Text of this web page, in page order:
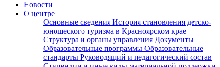
Новости
О центре
Основные сведения История становления детско-
юношеского туризма в Красноярском крае
Структура и органы управления Документы
Образовательные программы Образовательные
стандарты Руководящий и педагогический состав